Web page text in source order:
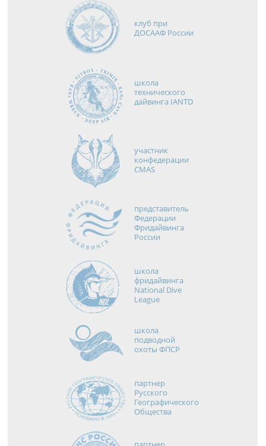
клуб при
ДОСААФ России
школа
технического
дайвинга IANTD
участник
конфедерации
CMAS
представитель
Федерации
Фридайвинга
России
школа
фридайвинга
National Dive
League
школа
подводной
охоты ФПСР
партнер
Русского
Географического
Общества